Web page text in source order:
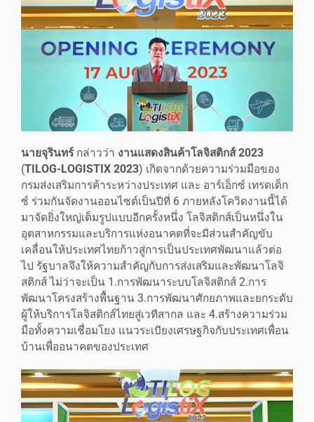
นายจุรินทร์กล่าวว่า งานแสดงสินค้าโลจิสติกส์ 2023
(TILOG-LOGISTIX 2023) เกิดจากด้วยความร่วมมือของ
กรมส่งเสริมการค้าระหว่างประเทศ และ อาร์เอ็กซ์ เทรดเด็ก
ซ์ ร่วมกันจัดงานออนไซต์เป็นปีที่ 6 ภายหลังโควิดงานนี้ได้
มาจัดยิ่งใหญ่เต็มรูปแบบอีกครั้งหนึ่ง โลจิสติกส์เป็นหนึ่งใน
อุตสาหกรรมและบริการแห่งอนาคตที่จะมีส่วนสำคัญขับ
เคลื่อนให้ประเทศไทยก้าวสู่การเป็นประเทศพัฒนาแล้วต่อ
ไป รัฐบาลจึงให้ความสำคัญกับการส่งเสริมและพัฒนาโลจิ
สติกส์ ไม่ว่าจะเป็น 1.การพัฒนาระบบโลจิสติกส์ 2.การ
พัฒนาโครงสร้างพื้นฐาน 3.การพัฒนาศักยภาพและยกระดับ
ผู้ให้บริการโลจิสติกส์ไทยสู่เวทีสากล และ 4.สร้างความร่วม
มือทั้งความเชื่อมโยง แนวระเบียงเศรษฐกิจกับประเทศเพื่อน
บ้านเพื่ออนาคตของประเทศ